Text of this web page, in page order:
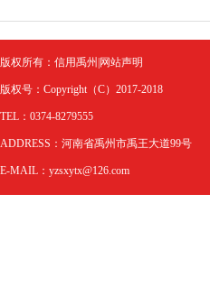
版权所有：信用禹州|网站声明
版权号：Copyright（C）2017-2018
TEL：0374-8279555
ADDRESS：河南省禹州市禹王大道99号
E-MAIL：yzsxytx@126.com